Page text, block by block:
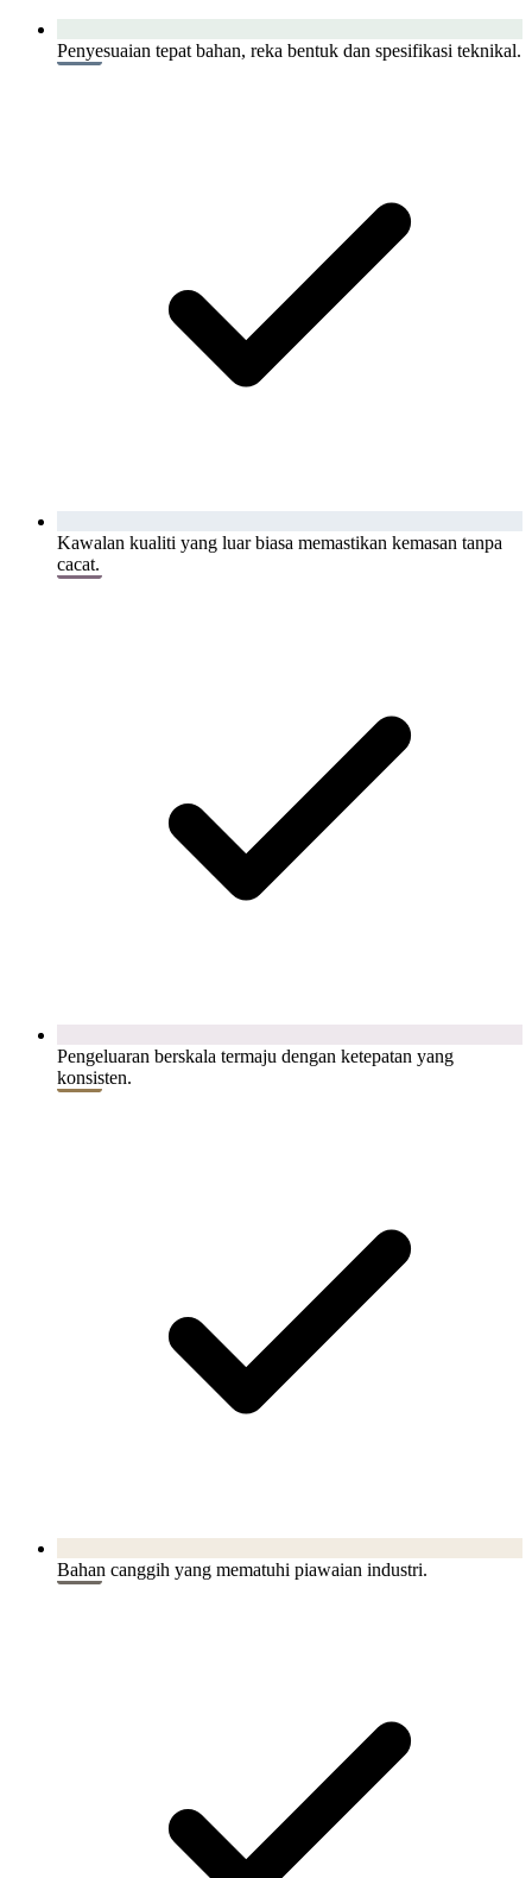
Penyesuaian tepat bahan, reka bentuk dan spesifikasi teknikal.
Kawalan kualiti yang luar biasa memastikan kemasan tanpa
cacat.
Pengeluaran berskala termaju dengan ketepatan yang
konsisten.
Bahan canggih yang mematuhi piawaian industri.